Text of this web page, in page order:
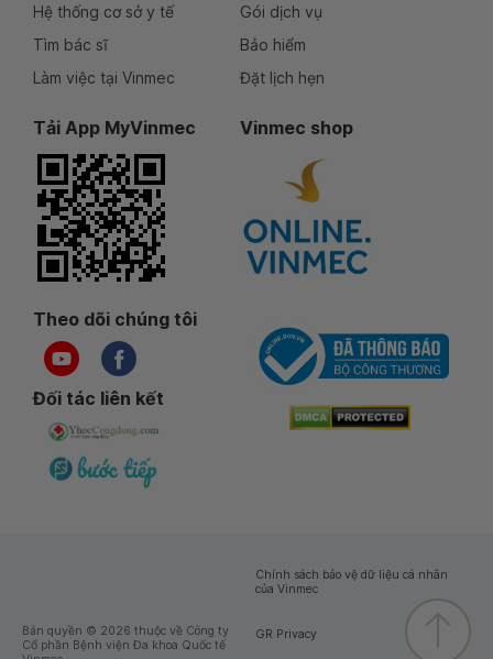
Hệ thống cơ sở y tế
Tìm bác sĩ
Làm việc tại Vinmec
Gói dịch vụ
Bảo hiểm
Đặt lịch hẹn
Tải App MyVinmec Vinmec shop
Theo dõi chúng tôi
Đối tác liên kết
Bản quyền © 2026 thuộc về Công ty
Cổ phần Bệnh viện Đa khoa Quốc tế
Chính sách bảo vệ dữ liệu cá nhân
của Vinmec
GR Privacy